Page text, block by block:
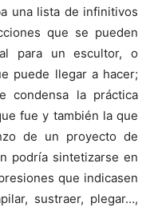
una lista de infinitivos
que se pueden
para un escultor, o
puede llegar a hacer;
condensa la práctica
fue y también la que
de un proyecto de
podría sintetizarse en
que indicasen
sustraer, plegar…,